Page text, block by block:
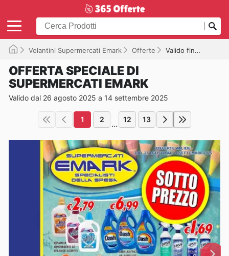
Volantini Supermercati Emark Offerte Valido fino a 14/09/2025
OFFERTA SPECIALE DI
SUPERMERCATI EMARK
Valido dal 26 agosto 2025 a 14 settembre 2025
1 2 ... 12 13